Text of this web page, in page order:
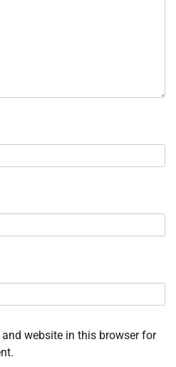
website in this browser for